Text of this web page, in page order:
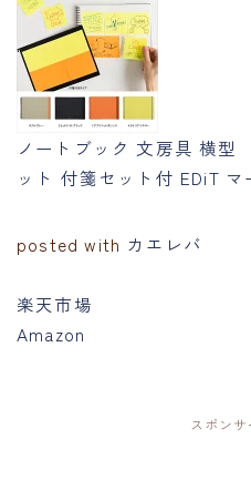
ノートブック 文房具 横
ット 付箋セット付 EDiT
posted with カエレバ
楽天市場
Amazon
スポン